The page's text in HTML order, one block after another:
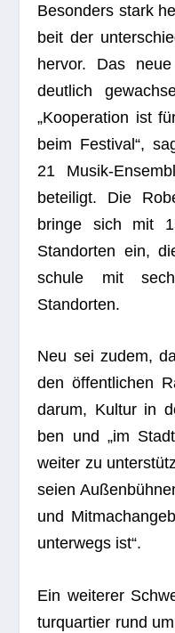
Beson­ders stark
beit der
her­vor. Das
deut­lich
„Koope­ra­tion ist
beim Fes­ti­val“,
21 Musik-
betei­ligt. Die
bringe sich mit
Stand­or­ten ein,
schule mit
Standorten.
Neu sei zudem,
den öffent­li­chen
darum, Kul­tur in
ben und „im
wei­ter zu
seien
und
unter­wegs ist“.
Ein wei­te­rer
tur­quar­tier rund